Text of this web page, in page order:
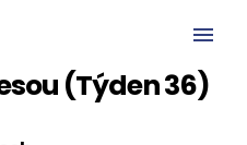
(Týden 36)